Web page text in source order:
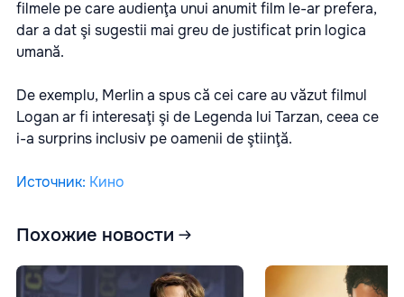
filmele pe care audienţa unui anumit film le-ar prefera,
dar a dat şi sugestii mai greu de justificat prin logica
umană.
De exemplu, Merlin a spus că cei care au văzut filmul
Logan ar fi interesaţi şi de Legenda lui Tarzan, ceea ce
i-a surprins inclusiv pe oamenii de ştiinţă.
Источник: Кино
Похожие новости